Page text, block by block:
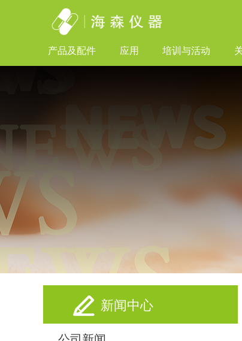
产品及配件 应用 培训与活动
新闻中心